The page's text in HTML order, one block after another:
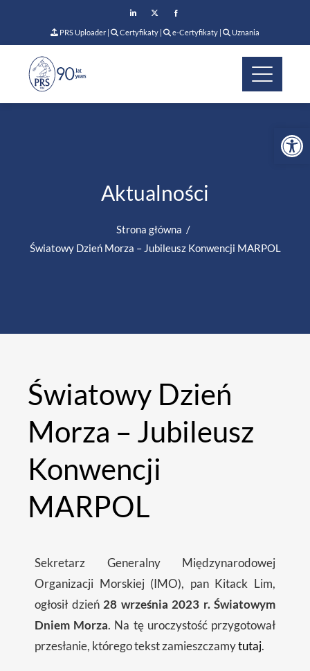
PRS Uploader | Certyfikaty | e-Certyfikaty | Uznania
Aktualności
Strona główna
Światowy Dzień Morza – Jubileusz Konwencji MARPOL
Światowy Dzień
Morza – Jubileusz
Konwencji
MARPOL
Sekretarz Generalny Międzynarodowej
Organizacji Morskiej (IMO), pan Kitack Lim,
ogłosił dzień 28 września 2023 r. Światowym
Dniem Morza. Na tę uroczystość przygotował
przesłanie, którego tekst zamieszczamytutaj.